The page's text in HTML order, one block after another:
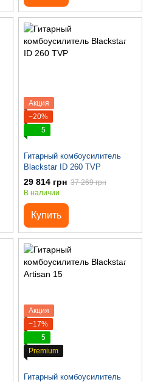
Акция
−20%
5
Гитарный комбоусилитель
Blackstar ID 260 TVP
29 814 грн 37 269 грн
В наличии
Купить
Акция
−17%
5
Premium
Гитарный комбоусилитель